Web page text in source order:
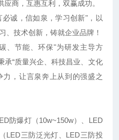
商，互惠互利，双赢成功。
诚，信如泉，学习创新"，以
、技术创新，铸就企业品牌！
、节能、环保"为研发主导方
承“质量兴企、科技昌业、文化
，让言泉奔上从到的强盛之
防爆灯（10w~150w）、LED
LED三防泛光灯、LED三防投